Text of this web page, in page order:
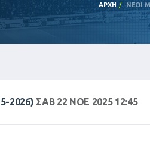
ΑΡΧΉ ΝΕΟΙ
2026) ΣΑΒ 22 ΝΟΕ 2025 12:45